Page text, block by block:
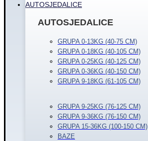
AUTOSJEDALICE
AUTOSJEDALICE
GRUPA 0-13KG (40-75 CM)
GRUPA 0-18KG (40-105 CM)
GRUPA 0-25KG (40-125 CM)
GRUPA 0-36KG (40-150 CM)
GRUPA 9-18KG (61-105 CM)
GRUPA 9-25KG (76-125 CM)
GRUPA 9-36KG (76-150 CM)
GRUPA 15-36KG (100-150 CM)
BAZE